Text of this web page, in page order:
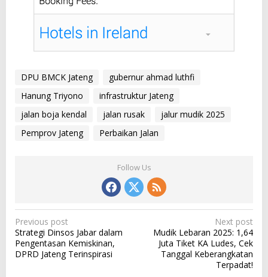
DPU BMCK Jateng
gubernur ahmad luthfi
Hanung Triyono
infrastruktur Jateng
jalan boja kendal
jalan rusak
jalur mudik 2025
Pemprov Jateng
Perbaikan Jalan
Follow Us
P
o
s
Previous post
Strategi Dinsos Jabar dalam
Pengentasan Kemiskinan,
DPRD Jateng Terinspirasi
Next post
Mudik Lebaran 2025: 1,64
Juta Tiket KA Ludes, Cek
Tanggal Keberangkatan
Terpadat!